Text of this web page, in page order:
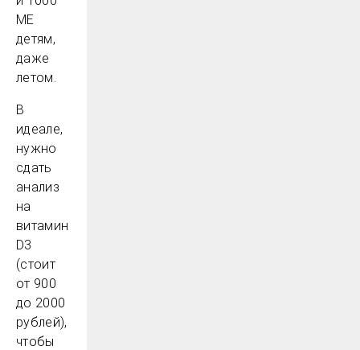
МЕ
детям,
даже
летом.
В
идеале,
нужно
сдать
анализ
на
витамин
D3
(стоит
от 900
до 2000
рублей),
чтобы